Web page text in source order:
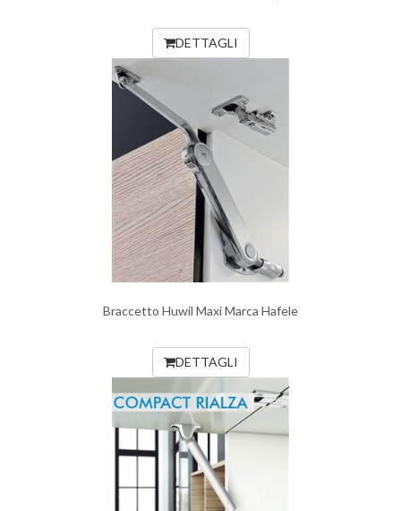
DETTAGLI
Braccetto Huwil Maxi Marca Hafele
DETTAGLI